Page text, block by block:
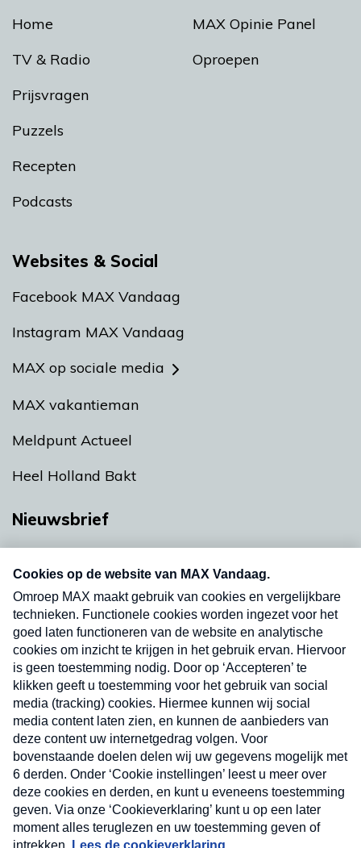
Home
TV & Radio
Prijsvragen
Puzzels
Recepten
Podcasts
MAX Opinie Panel
Oproepen
Websites & Social
Facebook MAX Vandaag
Instagram MAX Vandaag
MAX op sociale media
MAX vakantieman
Meldpunt Actueel
Heel Holland Bakt
Nieuwsbrief
Neem hier een gratis abonnement op onze
nieuwsbrief. Elke vrijdag- en dinsdagochtend in
uw mailbox.
Verzend
Nieuwsbrief
Neem hier een gratis abonnement op onze
nieuwsbrief. Elke vrijdag- en dinsdagochtend in uw